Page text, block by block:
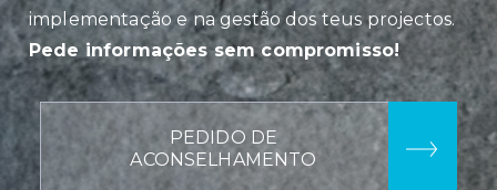
implementação e na gestão dos teus projectos.
Pede informações sem compromisso!
PEDIDO DE
ACONSELHAMENTO